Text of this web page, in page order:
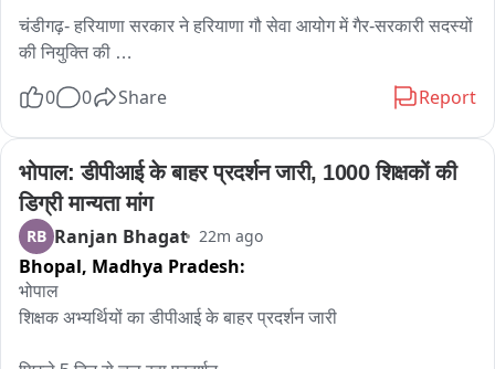
चंडीगढ़- हरियाणा सरकार ने हरियाणा गौ सेवा आयोग में गैर-सरकारी सदस्यों
की नियुक्ति की
पशुपालन एवं डेयरी विभाग की ओर अधिसूचना के अनुसार नियुक्तियां तत्काल
ਅधिसूचना के मुताबिक पूर्व विधायक राम चंदर कंबोज को हरियाणा गौ सेवा
आयोग का चेयरमैन नियुक्त किया गया
वहीं नारायणगढ़, अंबाला निवासी सुमन गुप्ता को वाइस चेयरमैन बनाया गया
है।
0 0 Share Report
भोपाल: डीपीआई के बाहर प्रदर्शन जारी, 1000 शिक्षकों की
डिग्री मान्यता मांग
RB Ranjan Bhagat 22m ago
Bhopal, Madhya Pradesh:
भोपाल
शिक्षक अभ्यर्थियों का डीपीआई के बाहर प्रदर्शन जारी